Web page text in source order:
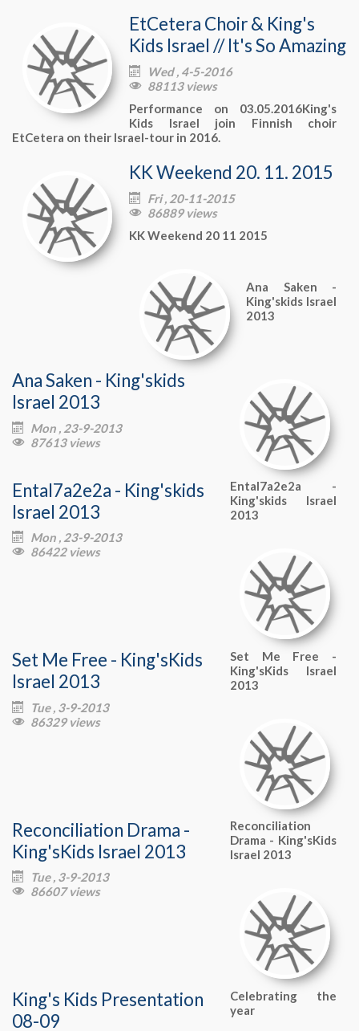
EtCetera Choir & King's
Kids Israel // It's So Amazing
 Wed , 4-5-2016
 88113 views
Performance on 03.05.2016King's
Kids Israel join Finnish choir
EtCetera on their Israel-tour in 2016.
KK Weekend 20. 11. 2015
 Fri , 20-11-2015
 86889 views
KK Weekend 20 11 2015
Ana Saken - King'skids
Israel 2013
 Mon , 23-9-2013
 87613 views
Ana Saken -
King'skids Israel
2013
Ental7a2e2a - King'skids
Israel 2013
 Mon , 23-9-2013
 86422 views
Ental7a2e2a -
King'skids Israel
2013
Set Me Free - King'sKids
Israel 2013
 Tue , 3-9-2013
 86329 views
Set Me Free -
King'sKids Israel
2013
Reconciliation Drama -
King'sKids Israel 2013
 Tue , 3-9-2013
 86607 views
Reconciliation
Drama - King'sKids
Israel 2013
King's Kids Presentation
08-09
Celebrating the
year